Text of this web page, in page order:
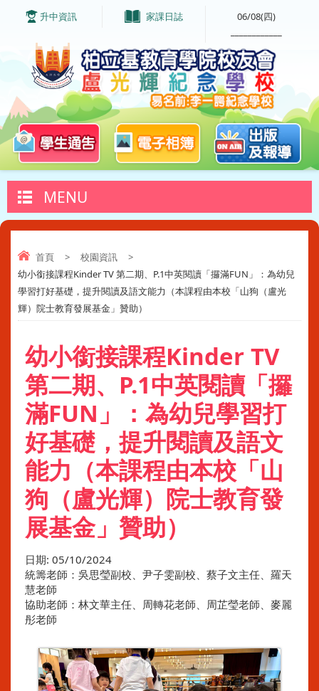
升中資訊 家課日誌
06/08(四)
MENU
首頁 > 校園資訊
>
幼小銜接課程Kinder TV 第二期、P.1中英閱讀「攞滿FUN」：為幼兒
學習打好基礎，提升閱讀及語文能力（本課程由本校「山狗（盧光
輝）院士教育發展基金」贊助）
幼小銜接課程Kinder TV
第二期、P.1中英閱讀「攞
滿FUN」：為幼兒學習打
好基礎，提升閱讀及語文
能力（本課程由本校「山
狗（盧光輝）院士教育發
展基金」贊助）
日期: 05/10/2024
統籌老師：吳思瑩副校、尹子雯副校、蔡子文主任、羅天
慧老師
協助老師：林文華主任、周轉花老師、周芷瑩老師、麥麗
彤老師